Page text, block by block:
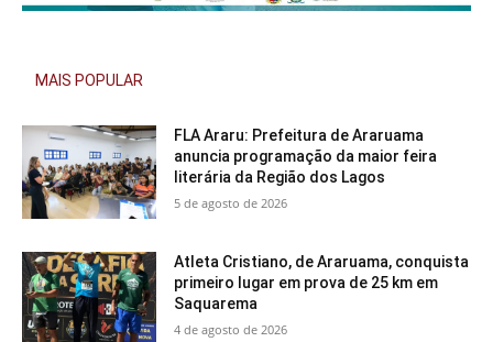
MAIS POPULAR
FLA Araru: Prefeitura de Araruama
anuncia programação da maior feira
literária da Região dos Lagos
5 de agosto de 2026
Atleta Cristiano, de Araruama, conquista
primeiro lugar em prova de 25 km em
Saquarema
4 de agosto de 2026